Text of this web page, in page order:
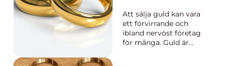
pengar
Att sälja guld kan vara
ett förvirrande och
ibland nervöst företag
för många. Guld är